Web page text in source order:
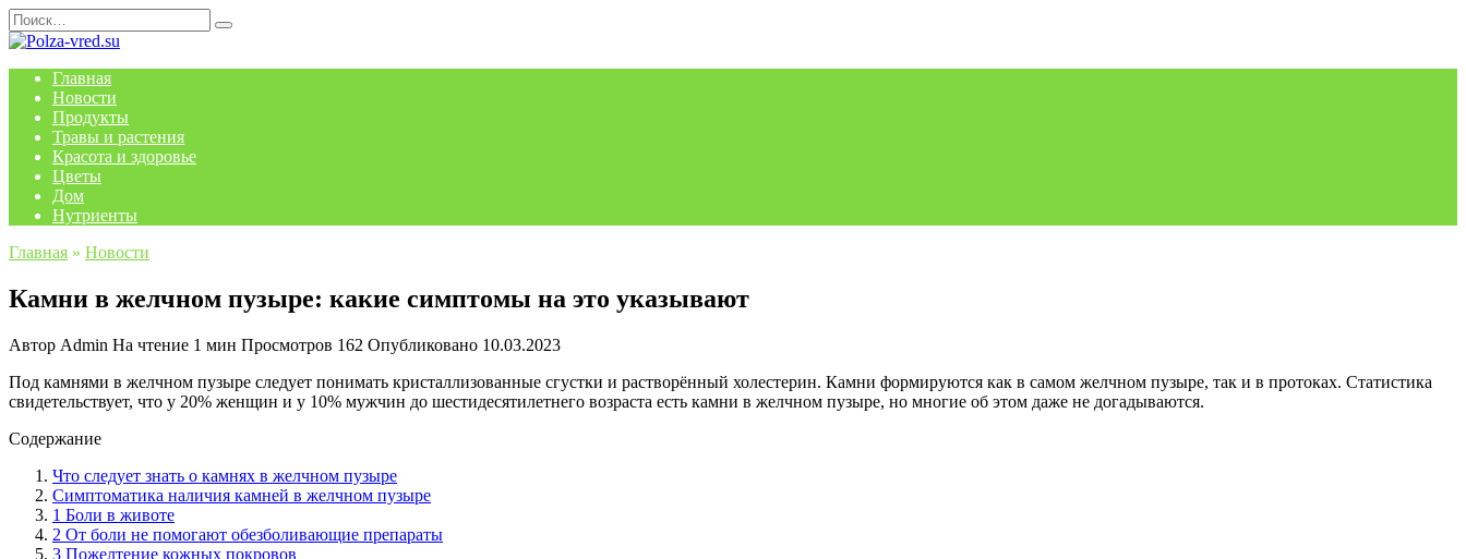
Перейти
к
Search
for:
Главная
Новости
Продукты
Травы и растения
Красота и здоровье
Цветы
Дом
Нутриенты
Главная » Новости
Камни в желчном пузыре: какие симптомы на это указывают
Автор Admin На чтение 1 мин Просмотров 162 Опубликовано 10.03.2023
Под камнями в желчном пузыре следует понимать кристаллизованные сгустки и растворённый холестерин. Камни формируются как в самом желчном пузыре, так и в протоках. Статистика
свидетельствует, что у 20% женщин и у 10% мужчин до шестидесятилетнего возраста есть камни в желчном пузыре, но многие об этом даже не догадываются.
Содержание
Что следует знать о камнях в желчном пузыре
Симптоматика наличия камней в желчном пузыре
1 Боли в животе
2 От боли не помогают обезболивающие препараты
3 Пожелтение кожных покровов